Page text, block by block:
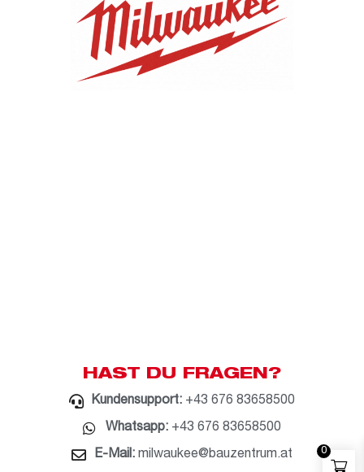
HAST DU FRAGEN?
Kundensupport: +43 676 83658500
Whatsapp:+43 676 83658500
E-Mail:milwaukee@bauzentrum.at 0